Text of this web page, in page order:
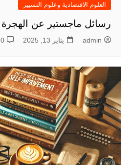
العلوم الاقتصادية وعلوم التسيير
رسائل ماجستير عن الهجرة pdf
admin يناير 13, 2025 0